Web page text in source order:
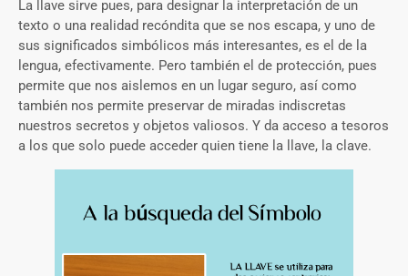
La llave sirve pues, para designar la interpretación de un
texto o una realidad recóndita que se nos escapa, y uno de
sus significados simbólicos más interesantes, es el de la
lengua, efectivamente. Pero también el de protección, pues
permite que nos aislemos en un lugar seguro, así como
también nos permite preservar de miradas indiscretas
nuestros secretos y objetos valiosos. Y da acceso a tesoros
a los que solo puede acceder quien tiene la llave, la clave.